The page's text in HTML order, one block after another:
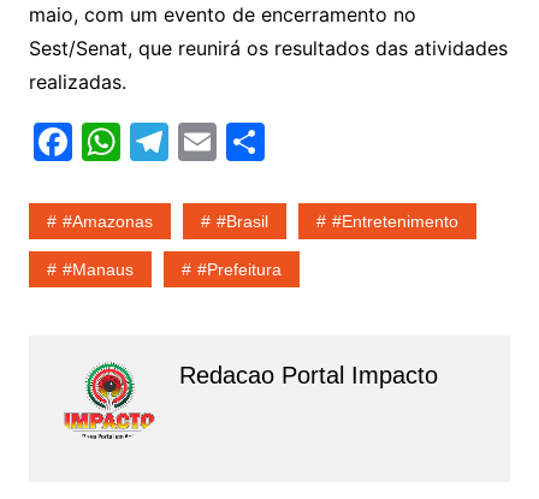
maio, com um evento de encerramento no
Sest/Senat, que reunirá os resultados das atividades
realizadas.
F
c
e
b
o
k
W
at
s
A
p
T
e
gr
a
E
ai
l
S
ar
e
#amazonas #Brasil #entretenimento
#Manaus #Prefeitura
Redacao Portal Impacto